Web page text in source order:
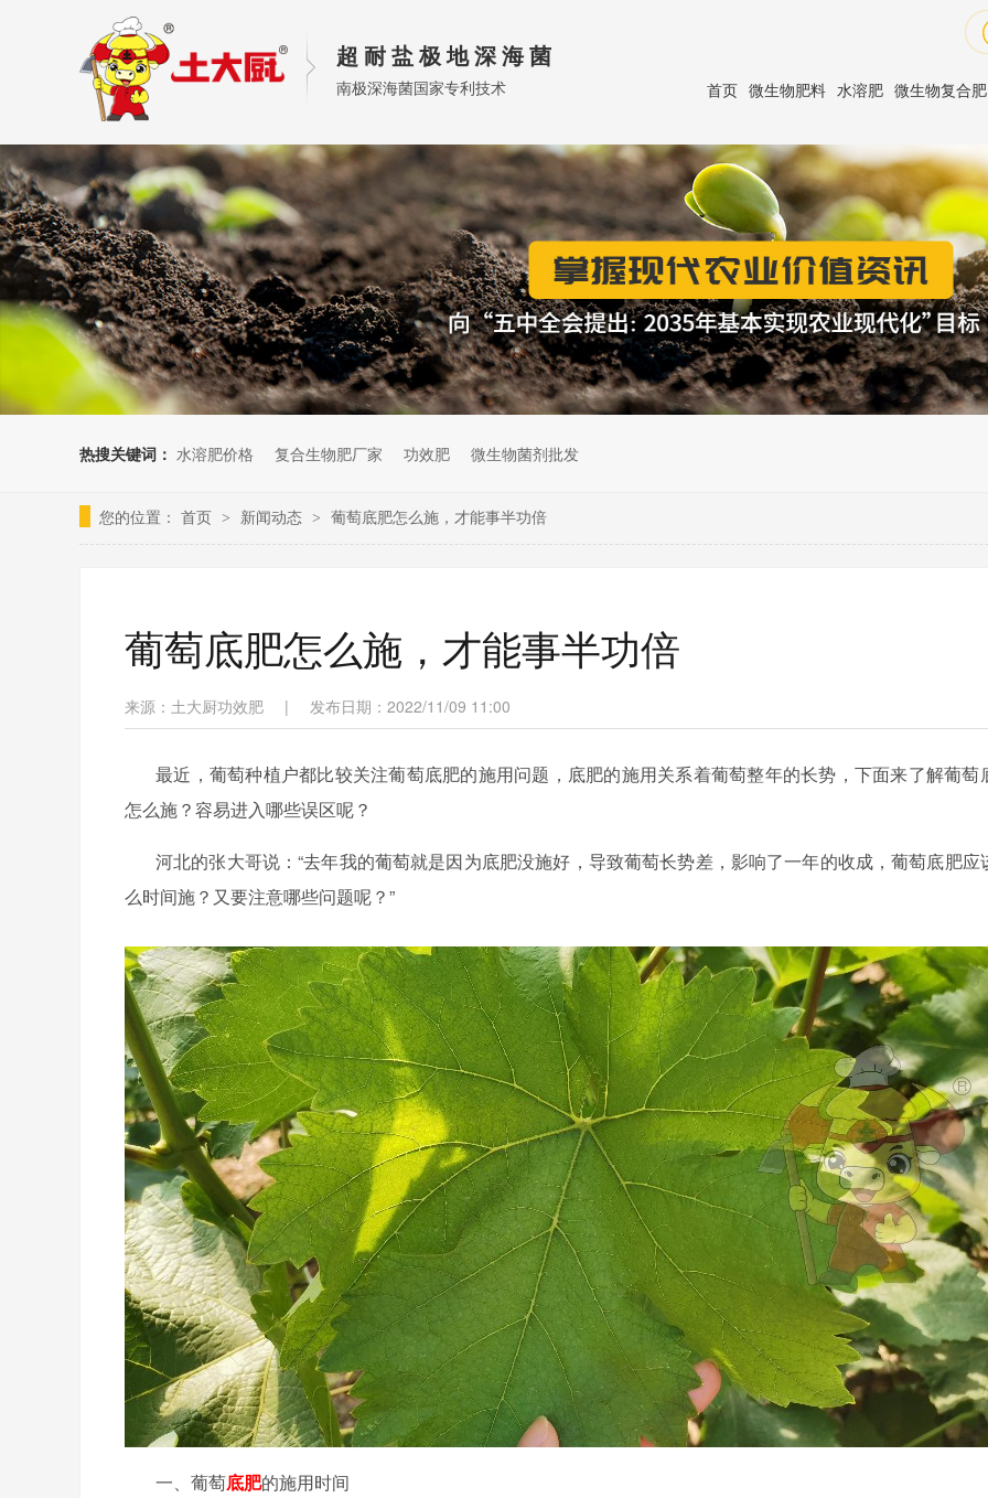
超 耐 盐 极 地 深 海 菌
南极深海菌国家专利技术 首页 微生物肥料 水溶肥 微生物复合肥
热搜关键词： 水溶肥价格 复合生物肥厂家 功效肥 微生物菌剂批发
您的位置： 首页 > 新闻动态 > 葡萄底肥怎么施，才能事半功倍
葡萄底肥怎么施，才能事半功倍
来源：土大厨功效肥 | 发布日期：2022/11/09 11:00
最近，葡萄种植户都比较关注葡萄底肥的施用问题，底肥的施用关系着葡萄整年的长势，下面来了解葡萄
怎么施？容易进入哪些误区呢？
河北的张大哥说：“去年我的葡萄就是因为底肥没施好，导致葡萄长势差，影响了一年的收成，葡萄底肥应
么时间施？又要注意哪些问题呢？”
一、葡萄底肥的施用时间